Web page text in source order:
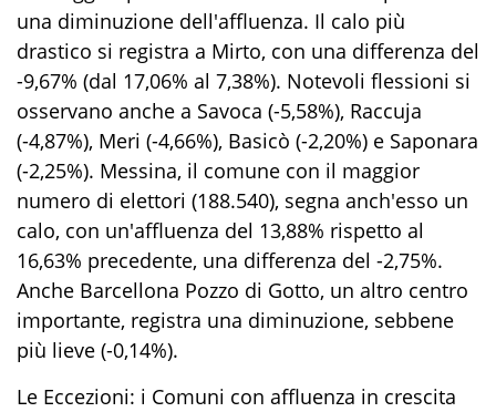
una diminuzione dell'affluenza. Il calo più
drastico si registra a Mirto, con una differenza del
-9,67% (dal 17,06% al 7,38%). Notevoli flessioni si
osservano anche a Savoca (-5,58%), Raccuja
(-4,87%), Meri (-4,66%), Basicò (-2,20%) e Saponara
(-2,25%). Messina, il comune con il maggior
numero di elettori (188.540), segna anch'esso un
calo, con un'affluenza del 13,88% rispetto al
16,63% precedente, una differenza del -2,75%.
Anche Barcellona Pozzo di Gotto, un altro centro
importante, registra una diminuzione, sebbene
più lieve (-0,14%).
Le Eccezioni: i Comuni con affluenza in crescita